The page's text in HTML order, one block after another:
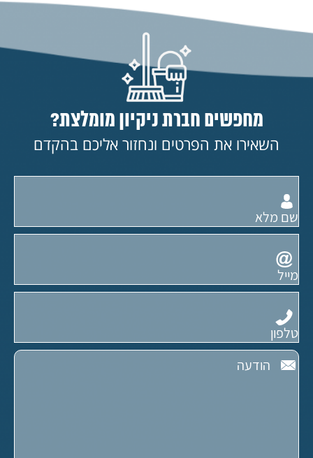
מחפשים חברת ניקיון מומלצת?
השאירו את הפרטים ונחזור אליכם בהקדם